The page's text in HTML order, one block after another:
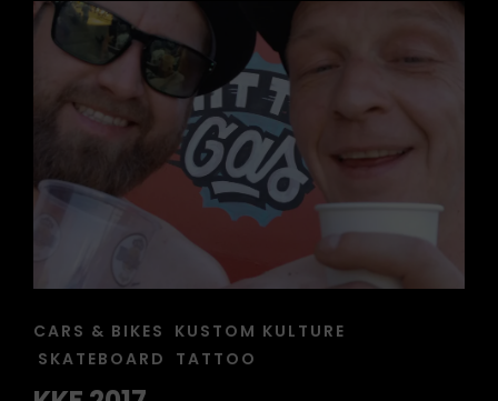
CAT
LINKS
CARS & BIKES
KUSTOM KULTURE
SKATEBOARD
TATTOO